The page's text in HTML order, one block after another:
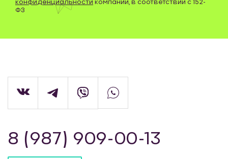
конфиденциальности компании, в соответствии с 152-
ФЗ
8 (987) 909-00-13